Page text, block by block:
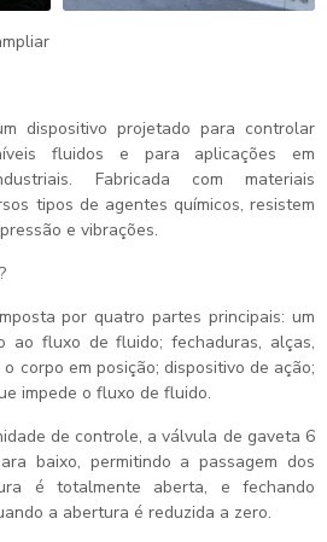
dispositivo projetado para controlar
fluidos e para aplicações em
Fabricada com materiais
tipos de agentes químicos, resistem
e vibrações.
?
por quatro partes principais: um
ao fluxo de fluido; fechaduras, alças,
corpo em posição; dispositivo de ação;
impede o fluxo de fluido.
de controle, a válvula de gaveta 6
baixo, permitindo a passagem dos
é totalmente aberta, e fechando
a abertura é reduzida a zero.